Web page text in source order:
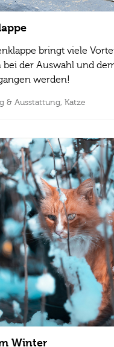
bringt viele
bei der Auswahl und
werden!
& Ausstattung, Katze
Winter